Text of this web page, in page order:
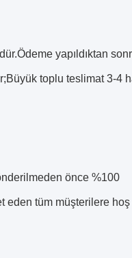
yapıldıktan
toplu teslimat 3-4
önce %100
eden tüm müşterilere